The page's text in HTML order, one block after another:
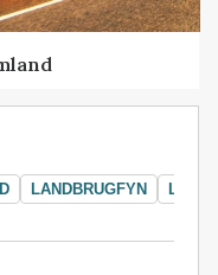
LANDBRUGFYN